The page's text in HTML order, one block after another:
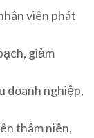
viên phát
giảm
doanh nghiệp,
thâm niên,